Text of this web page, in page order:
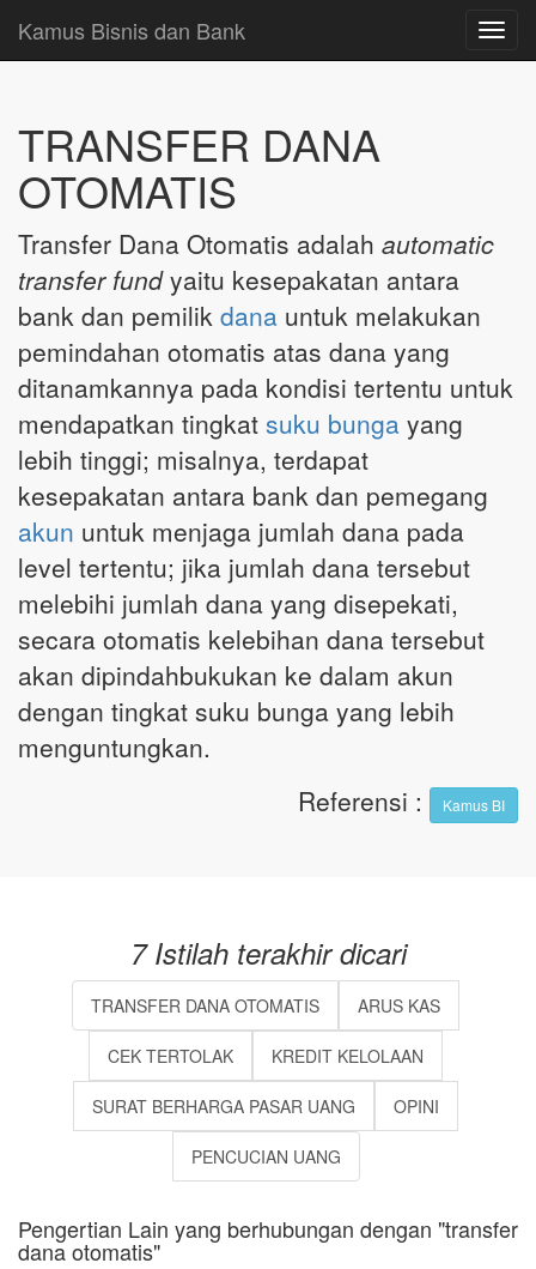
Kamus Bisnis dan Bank
TRANSFER DANA
OTOMATIS
Transfer Dana Otomatis adalah automatic
transfer fundyaitu kesepakatan antara
bank dan pemilik dana untuk melakukan
pemindahan otomatis atas dana yang
ditanamkannya pada kondisi tertentu untuk
mendapatkan tingkat suku bunga yang
lebih tinggi; misalnya, terdapat
kesepakatan antara bank dan pemegang
akun untuk menjaga jumlah dana pada
level tertentu; jika jumlah dana tersebut
melebihi jumlah dana yang disepekati,
secara otomatis kelebihan dana tersebut
akan dipindahbukukan ke dalam akun
dengan tingkat suku bunga yang lebih
menguntungkan.
Referensi : Kamus BI
7 Istilah terakhir dicari
TRANSFER DANA OTOMATIS ARUS KAS
CEK TERTOLAK KREDIT KELOLAAN
SURAT BERHARGA PASAR UANG OPINI
PENCUCIAN UANG
Pengertian Lain yang berhubungan dengan "transfer
dana otomatis"